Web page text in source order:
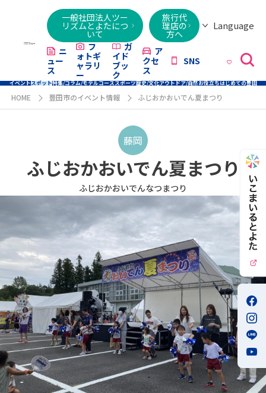
一般社団法人ツー
リズムとよたにつ
いて
旅行代
理店の
方へ
Language
Việt
ニ
ュー
ス
フ
ォトギ
ャラリ
ー
ガ
イド
ブッ
ク
ア
クセ
ス
SNS
イベントスポット特集/コラム/モデルコーススポーツ歴史/文化アウトドア/自然お役立ちはじめての豊田
HOME 豊田市のイベント情報 ふじおかおいでん夏まつり
藤岡
ふじおかおいでん夏まつり
ふじおかおいでんなつまつり